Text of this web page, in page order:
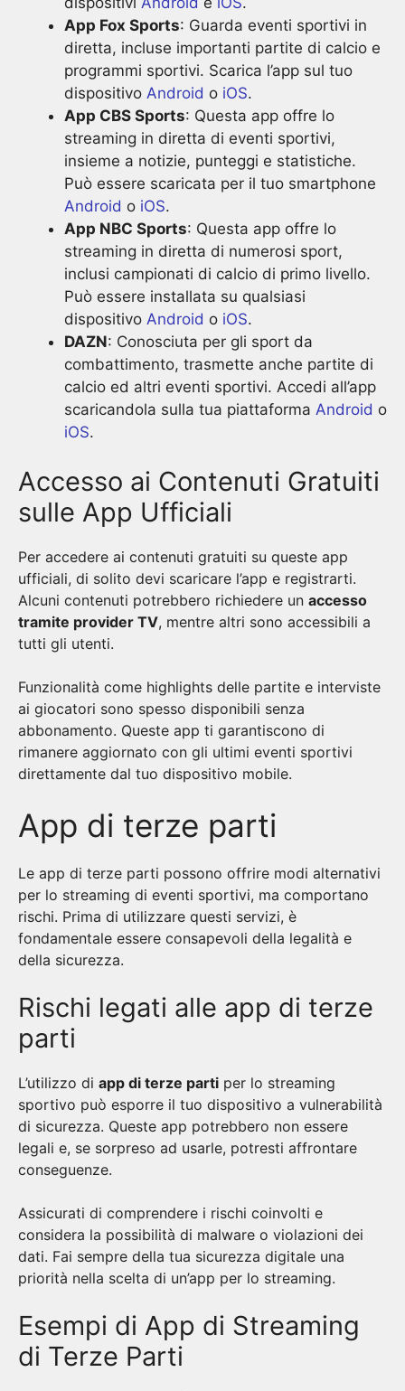
App Fox Sports: Guarda eventi sportivi in
diretta, incluse importanti partite di calcio e
programmi sportivi. Scarica l’app sul tuo
dispositivo Android o iOS.
App CBS Sports: Questa app offre lo
streaming in diretta di eventi sportivi,
insieme a notizie, punteggi e statistiche.
Può essere scaricata per il tuo smartphone
Android o iOS.
App NBC Sports: Questa app offre lo
streaming in diretta di numerosi sport,
inclusi campionati di calcio di primo livello.
Può essere installata su qualsiasi
dispositivo Android o iOS.
DAZN: Conosciuta per gli sport da
combattimento, trasmette anche partite di
calcio ed altri eventi sportivi. Accedi all’app
scaricandola sulla tua piattaforma Android o
iOS.
Accesso ai Contenuti Gratuiti
sulle App Ufficiali
Per accedere ai contenuti gratuiti su queste app
ufficiali, di solito devi scaricare l’app e registrarti.
Alcuni contenuti potrebbero richiedere un accesso
tramite provider TV, mentre altri sono accessibili a
tutti gli utenti.
Funzionalità come highlights delle partite e interviste
ai giocatori sono spesso disponibili senza
abbonamento. Queste app ti garantiscono di
rimanere aggiornato con gli ultimi eventi sportivi
direttamente dal tuo dispositivo mobile.
App di terze parti
Le app di terze parti possono offrire modi alternativi
per lo streaming di eventi sportivi, ma comportano
rischi. Prima di utilizzare questi servizi, è
fondamentale essere consapevoli della legalità e
della sicurezza.
Rischi legati alle app di terze
parti
L’utilizzo di app di terze parti per lo streaming
sportivo può esporre il tuo dispositivo a vulnerabilità
di sicurezza. Queste app potrebbero non essere
legali e, se sorpreso ad usarle, potresti affrontare
conseguenze.
Assicurati di comprendere i rischi coinvolti e
considera la possibilità di malware o violazioni dei
dati. Fai sempre della tua sicurezza digitale una
priorità nella scelta di un’app per lo streaming.
Esempi di App di Streaming
di Terze Parti